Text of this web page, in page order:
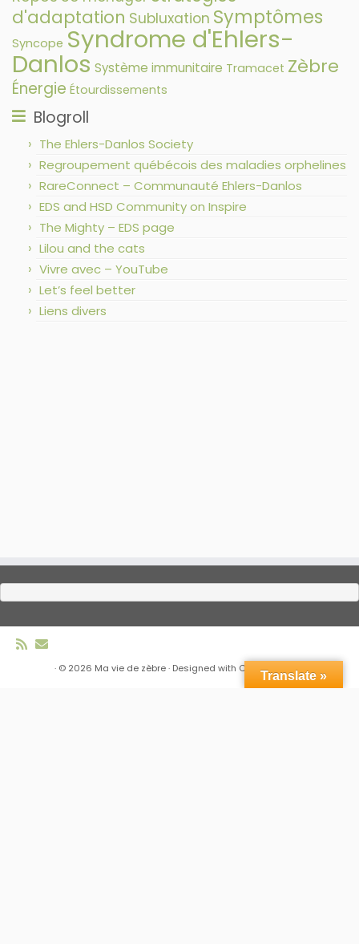
d'adaptation Subluxation Symptômes
Syncope Syndrome d'Ehlers-
Danlos Système immunitaire Tramacet Zèbre
Énergie Étourdissements
Blogroll
The Ehlers-Danlos Society
Regroupement québécois des maladies orphelines
RareConnect – Communauté Ehlers-Danlos
EDS and HSD Community on Inspire
The Mighty – EDS page
Lilou and the cats
Vivre avec – YouTube
Let’s feel better
Liens divers
· © 2026 Ma vie de zèbre· Designed with Customizr Pro
Translate »